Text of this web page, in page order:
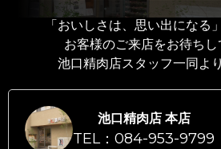
「おいしさは、思い出になる
お客様のご来店をお待ちし
池口精肉店スタッフ一同よ
池口精肉店 本店
TEL：084-953-9799